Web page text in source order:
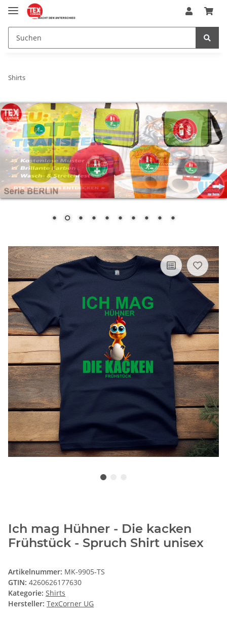
Shirts
Ich mag Hühner - Die kacken
Frühstück - Spruch Shirt unisex
Artikelnummer: MK-9905-TS
GTIN: 4260626177630
Kategorie: Shirts
Hersteller: TexCorner UG